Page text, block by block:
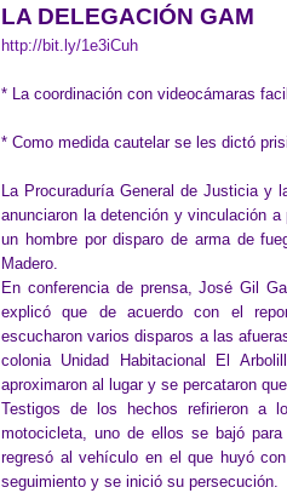
LA DELEGACIÓN GAM
http://bit.ly/1e3iCuh
* La coordinación con videocámaras
* Como medida cautelar se les dictó
La Procuraduría General de Justicia y
anunciaron la detención y vinculación
un hombre por disparo de arma de
Madero.
En conferencia de prensa, José Gil
explicó que de acuerdo con el
escucharon varios disparos a las
colonia Unidad Habitacional El
aproximaron al lugar y se percataron
Testigos de los hechos refirieron a
motocicleta, uno de ellos se bajó
regresó al vehículo en el que huyó
seguimiento y se inició su persecución.